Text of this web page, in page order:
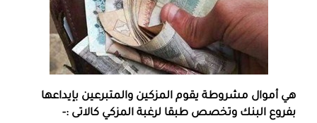
هي أموال مشروطة يقوم المزكين والمتبرعين بإيداعها
بفروع البنك وتخصص طبقا لرغبة المزكي كالاتى :-